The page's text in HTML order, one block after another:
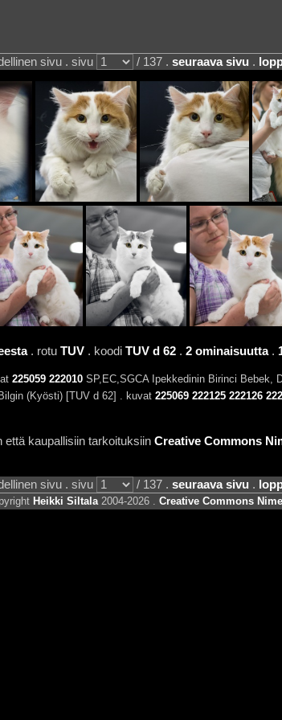
sivu . sivu / 137 . seuraava sivu .
. rotu TUV. koodi TUV d 62. 2 ominaisuutta.
225059 222010SP,EC,SGCA Ipekkedinin Birinci Bebek,
(Kyösti) [TUV d 62] . kuvat 225069 222125 222126
kaupallisiin tarkoituksiin Creative Commons
sivu . sivu / 137 . seuraava sivu .
Heikki Siltala2004-2026 . Creative Commons